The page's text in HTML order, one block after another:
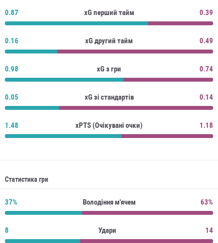
0.87 xG перший тайм 0.39
0.16 xG другий тайм 0.49
0.98 xG з гри 0.74
0.05 xG зі стандартів 0.14
1.48 xPTS (Очікувані очки) 1.18
Статистика гри
37% Володіння м'ячем 63%
8 Удари 14